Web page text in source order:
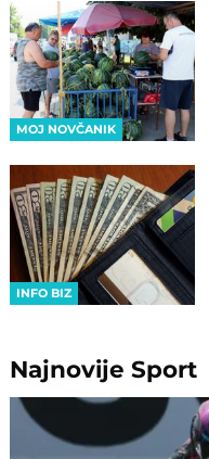
MOJ NOVČANIK
INFO BIZ
NajnovijeSport